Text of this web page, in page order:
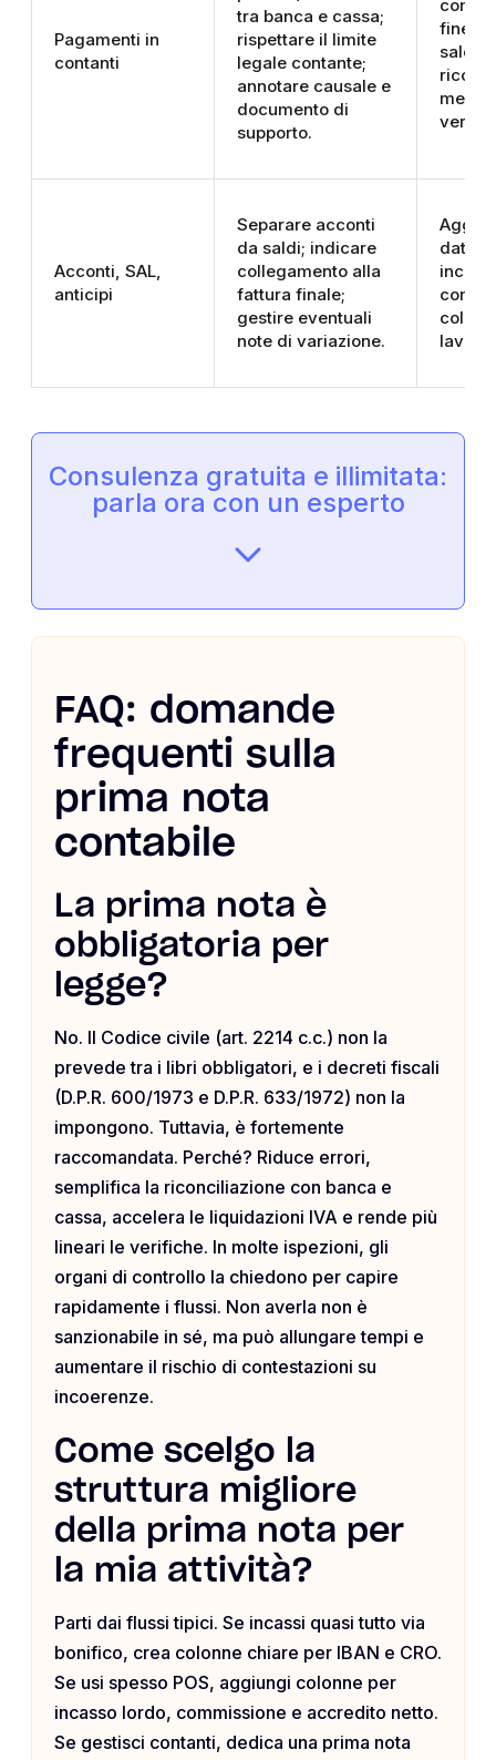
Pagamenti in
contanti
tra banca e cassa;
rispettare il limite
legale contante;
annotare causale e
documento di
supporto.
fine
saldo
Acconti, SAL,
anticipi
Separare acconti
da saldi; indicare
collegamento alla
fattura finale;
gestire eventuali
note di variazione.
data di
lavoro.
Consulenza gratuita e illimitata:
parla ora con un esperto
FAQ: domande
frequenti sulla
prima nota
contabile
La prima nota è
obbligatoria per
legge?
No. Il Codice civile (art. 2214 c.c.) non la
prevede tra i libri obbligatori, e i decreti fiscali
(D.P.R. 600/1973 e D.P.R. 633/1972) non la
impongono. Tuttavia, è fortemente
raccomandata. Perché? Riduce errori,
semplifica la riconciliazione con banca e
cassa, accelera le liquidazioni IVA e rende più
lineari le verifiche. In molte ispezioni, gli
organi di controllo la chiedono per capire
rapidamente i flussi. Non averla non è
sanzionabile in sé, ma può allungare tempi e
aumentare il rischio di contestazioni su
incoerenze.
Come scelgo la
struttura migliore
della prima nota per
la mia attività?
Parti dai flussi tipici. Se incassi quasi tutto via
bonifico, crea colonne chiare per IBAN e CRO.
Se usi spesso POS, aggiungi colonne per
incasso lordo, commissione e accredito netto.
Se gestisci contanti, dedica una prima nota